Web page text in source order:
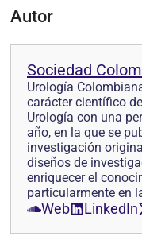
Autor
Sociedad
Urología
carácter científico
Urología con una
año, en la que se
investigación
diseños de
enriquecer el
particularmente en
Web LinkedIn